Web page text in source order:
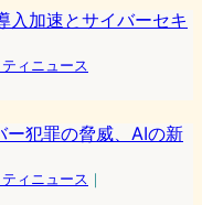
加速とサイバーセキ
ィニュース
犯罪の脅威、AIの新
ィニュース ｜